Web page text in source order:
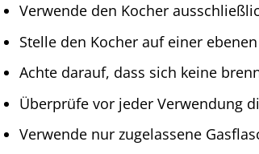
Verwende den Kocher
Stelle den Kocher auf einer
Achte darauf, dass sich keine
Überprüfe vor jeder Verwendung
Verwende nur zugelassene